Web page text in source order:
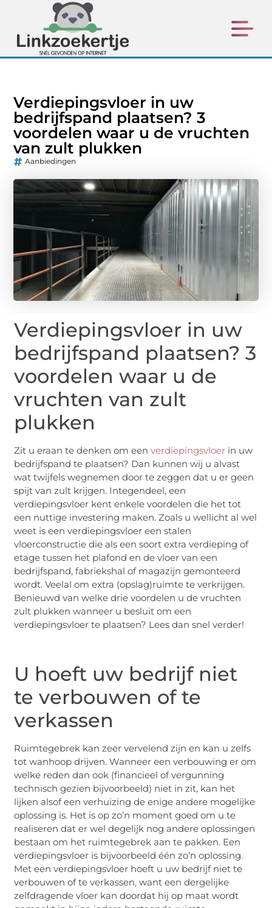
Verdiepingsvloer in uw
bedrijfspand plaatsen? 3
voordelen waar u de vruchten
van zult plukken
Aanbiedingen
Verdiepingsvloer in uw
bedrijfspand plaatsen? 3
voordelen waar u de
vruchten van zult
plukken
Zit u eraan te denken om eenverdiepingsvloer in uw
bedrijfspand te plaatsen? Dan kunnen wij u alvast
wat twijfels wegnemen door te zeggen dat u er geen
spijt van zult krijgen. Integendeel, een
verdiepingsvloer kent enkele voordelen die het tot
een nuttige investering maken. Zoals u wellicht al wel
weet is een verdiepingsvloer een stalen
vloerconstructie die als een soort extra verdieping of
etage tussen het plafond en de vloer van een
bedrijfspand, fabriekshal of magazijn gemonteerd
wordt. Veelal om extra (opslag)ruimte te verkrijgen.
Benieuwd van welke drie voordelen u de vruchten
zult plukken wanneer u besluit om een
verdiepingsvloer te plaatsen? Lees dan snel verder!
U hoeft uw bedrijf niet
te verbouwen of te
verkassen
Ruimtegebrek kan zeer vervelend zijn en kan u zelfs
tot wanhoop drijven. Wanneer een verbouwing er om
welke reden dan ook (financieel of vergunning
technisch gezien bijvoorbeeld) niet in zit, kan het
lijken alsof een verhuizing de enige andere mogelijke
oplossing is. Het is op zo’n moment goed om u te
realiseren dat er wel degelijk nog andere oplossingen
bestaan om het ruimtegebrek aan te pakken. Een
verdiepingsvloer is bijvoorbeeld één zo’n oplossing.
Met een verdiepingsvloer hoeft u uw bedrijf niet te
verbouwen of te verkassen, want een dergelijke
zelfdragende vloer kan doordat hij op maat wordt